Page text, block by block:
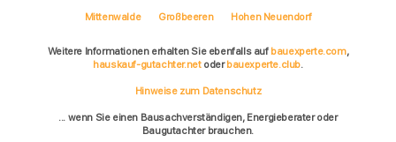
Mittenwalde Großbeeren Hohen Neuendorf
Weitere Informationen erhalten Sie ebenfalls auf bauexperte.com,
hauskauf-gutachter.netoderbauexperte.club.
Hinweise zum Datenschutz
... wenn Sie einen Bausachverständigen, Energieberater oder
Baugutachter brauchen.